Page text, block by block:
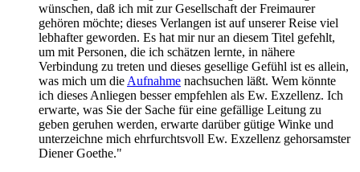
wünschen, daß ich mit zur Gesellschaft der Freimaurer
gehören möchte; dieses Verlangen ist auf unserer Reise viel
lebhafter geworden. Es hat mir nur an diesem Titel gefehlt,
um mit Personen, die ich schätzen lernte, in nähere
Verbindung zu treten und dieses gesellige Gefühl ist es allein,
was mich um die Aufnahme nachsuchen läßt. Wem könnte
ich dieses Anliegen besser empfehlen als Ew. Exzellenz. Ich
erwarte, was Sie der Sache für eine gefällige Leitung zu
geben geruhen werden, erwarte darüber gütige Winke und
unterzeichne mich ehrfurchtsvoll Ew. Exzellenz gehorsamster
Diener Goethe."